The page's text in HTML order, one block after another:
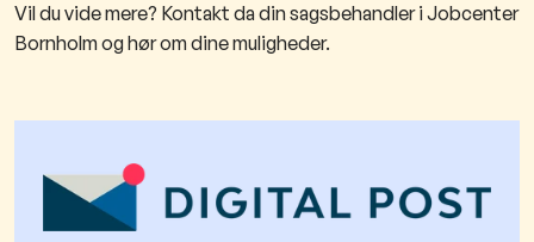
Vil du vide mere? Kontakt da din sagsbehandler i Jobcenter
Bornholm og hør om dine muligheder.